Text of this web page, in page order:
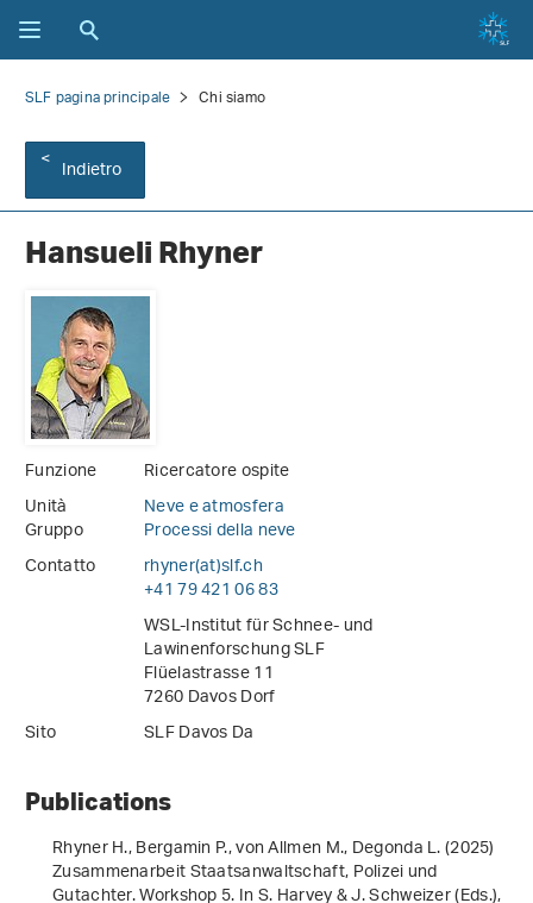
SLF pagina principale Chi siamo
Indietro
Hansueli Rhyner
Funzione
Ricercatore ospite
Unità
Neve e atmosfera
Gruppo
Processi della neve
Contatto
rhyner(at)slf.ch
+41 79 421 06 83
WSL-Institut für Schnee- und
Lawinenforschung SLF
Flüelastrasse 11
7260 Davos Dorf
Sito
SLF Davos Da
Publications
Rhyner H., Bergamin P., von Allmen M., Degonda L. (2025)
Zusammenarbeit Staatsanwaltschaft, Polizei und